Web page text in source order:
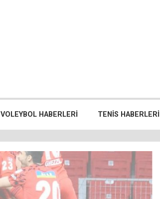
VOLEYBOL HABERLERI TENIS HABERLERI